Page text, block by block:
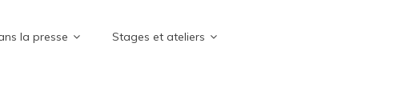
la presse Stages et ateliers